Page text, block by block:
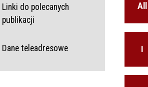
All
I
Linki do polecanych
publikacji
Dane teleadresowe